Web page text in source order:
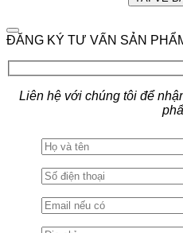
ĐĂNG KÝ TƯ VẤN SẢN
Liên hệ với chúng tôi để